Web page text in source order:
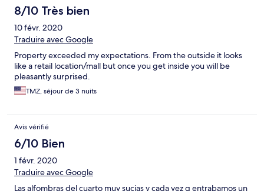
8/10 Très bien
10 févr. 2020
Traduire avec Google
Property exceeded my expectations. From the outside it looks
like a retail location/mall but once you get inside you will be
pleasantly surprised.
TMZ, séjour de 3 nuits
Avis vérifié
6/10 Bien
1 févr. 2020
Traduire avec Google
Las alfombras del cuarto muy sucias y cada vez q entrabamos un